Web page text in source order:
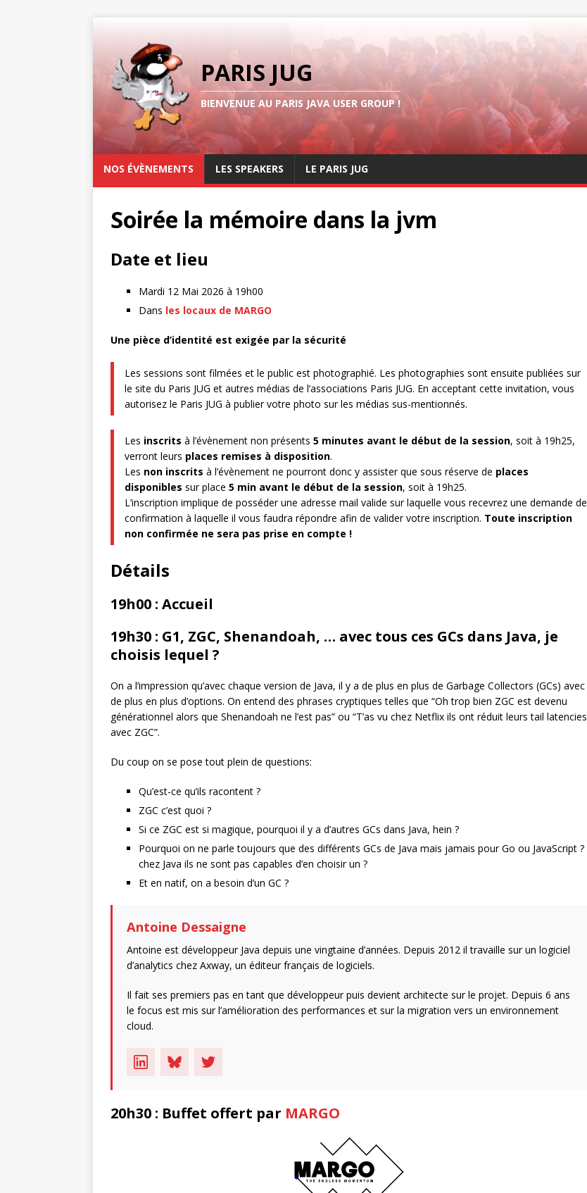
PARIS JUG
BIENVENUE AU PARIS JAVA USER GROUP !
NOS ÉVÈNEMENTS LES SPEAKERS LE PARIS JUG
Soirée la mémoire dans la jvm
Date et lieu
Mardi 12 Mai 2026 à 19h00
Dans les locaux de MARGO
Une pièce d’identité est exigée par la sécurité
Les sessions sont filmées et le public est photographié. Les photographies sont ensuite publiées sur
le site du Paris JUG et autres médias de l’associations Paris JUG. En acceptant cette invitation, vous
autorisez le Paris JUG à publier votre photo sur les médias sus-mentionnés.
Les inscrits à l’évènement non présents 5 minutes avant le début de la session, soit à 19h25,
verront leurs places remises à disposition.
Les non inscrits à l’évènement ne pourront donc y assister que sous réserve de places
disponibles sur place 5 min avant le début de la session, soit à 19h25.
L’inscription implique de posséder une adresse mail valide sur laquelle vous recevrez une demande de
confirmation à laquelle il vous faudra répondre afin de valider votre inscription. Toute inscription
non confirmée ne sera pas prise en compte !
Détails
19h00 : Accueil
19h30 : G1, ZGC, Shenandoah, … avec tous ces GCs dans Java, je
choisis lequel ?
On a l’impression qu’avec chaque version de Java, il y a de plus en plus de Garbage Collectors (GCs) avec
de plus en plus d’options. On entend des phrases cryptiques telles que “Oh trop bien ZGC est devenu
générationnel alors que Shenandoah ne l’est pas” ou “T’as vu chez Netflix ils ont réduit leurs tail latencies
avec ZGC”.
Du coup on se pose tout plein de questions:
Qu’est-ce qu’ils racontent ?
ZGC c’est quoi ?
Si ce ZGC est si magique, pourquoi il y a d’autres GCs dans Java, hein ?
Pourquoi on ne parle toujours que des différents GCs de Java mais jamais pour Go ou JavaScript ?
chez Java ils ne sont pas capables d’en choisir un ?
Et en natif, on a besoin d’un GC ?
Antoine Dessaigne
Antoine est développeur Java depuis une vingtaine d’années. Depuis 2012 il travaille sur un logiciel
d’analytics chez Axway, un éditeur français de logiciels.
Il fait ses premiers pas en tant que développeur puis devient architecte sur le projet. Depuis 6 ans
le focus est mis sur l’amélioration des performances et sur la migration vers un environnement
cloud.
20h30 : Buffet offert par MARGO